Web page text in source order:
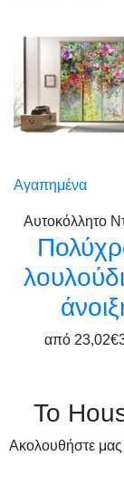
Αγαπημένα
Αυτοκόλλητο
από 23,02€
Το
Ακολουθήστε μας